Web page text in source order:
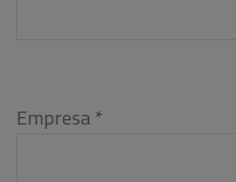
Empresa *